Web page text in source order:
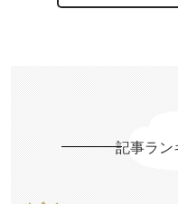
記事ラン